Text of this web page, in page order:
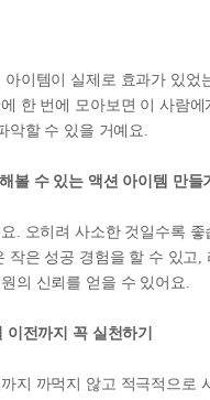
이템이 실제로 효과가 있었
한 번에 모아보면 이 사람에
악할 수 있을 거예요.
볼 수 있는 액션 아이템 만들
. 오히려 사소한 것일수록 좋
작은 성공 경험을 할 수 있고,
의 신뢰를 얻을 수 있어요.
전까지 꼭 실천하기
지 까먹지 않고 적극적으로